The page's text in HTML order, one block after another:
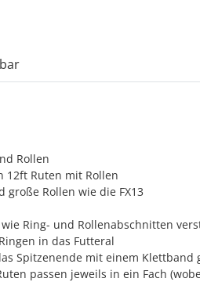
Rollen
12ft Ruten mit Rollen
Rollen wie die FX13
Ring- und Rollenabschnitten
in das Futteral
Spitzenende mit einem
passen jeweils in ein Fach